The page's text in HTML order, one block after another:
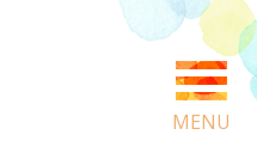
MENU